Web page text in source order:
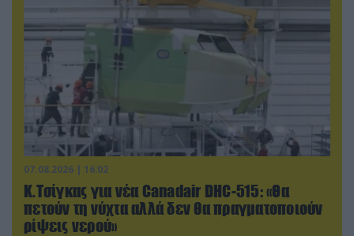
07.08.2026 | 16:02
Κ.Τσίγκας για νέα Canadair DHC-515: «Θα
πετούν τη νύχτα αλλά δεν θα πραγματοποιούν
ρίψεις νερού»